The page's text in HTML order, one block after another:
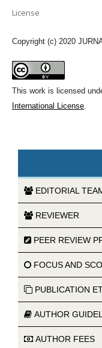
License
Copyright (c) 2020
This work is licensed
International License.
EDITORIAL
REVIEWER
PEER REVIEW
FOCUS AND
PUBLICATION
AUTHOR
AUTHOR FEES